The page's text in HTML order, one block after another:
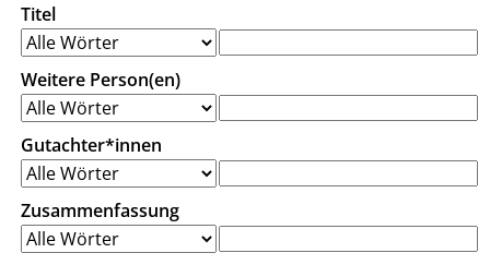
Titel
Weitere Person(en)
Gutachter*innen
Zusammenfassung